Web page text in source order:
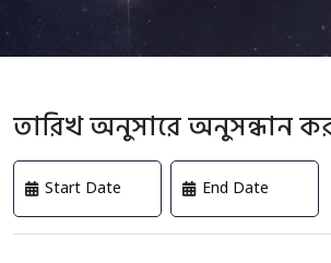
তারিখ অনুসারে অনুসন্ধান